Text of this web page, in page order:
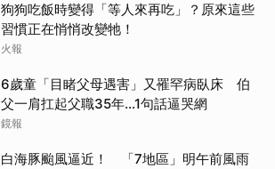
狗狗吃飯時變得「等人來再吃」？原來這些
習慣正在悄悄改變牠！
火報
6歲童「目睹父母遇害」又罹罕病臥床 伯
父一肩扛起父職35年...1句話逼哭網
鏡報
白海豚颱風逼近！ 「7地區」明午前風雨